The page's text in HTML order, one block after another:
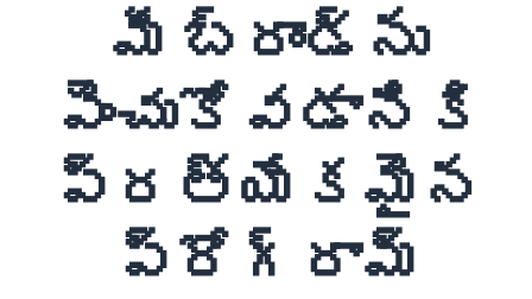
మీ బ్రాండ్‌ను
పెంచుకోవడానికి
ప్రత్యేకమైన
ప్రోగ్రామ్